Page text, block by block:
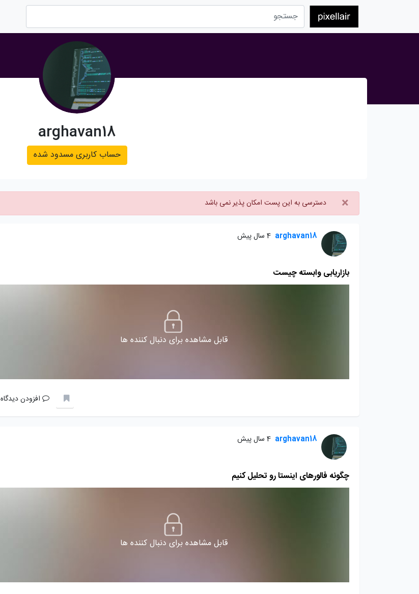
arghavan18
حساب کاربری مسدود شده
× دسترسی به این پست امکان پذیر نمی باشد
arghavan18 4 سال پیش
بازاریابی وابسته چیست
قابل مشاهده برای دنبال کننده ها
افزودن دیدگاه
arghavan18 4 سال پیش
چگونه فالورهای اینستا رو تحلیل کنیم
قابل مشاهده برای دنبال کننده ها